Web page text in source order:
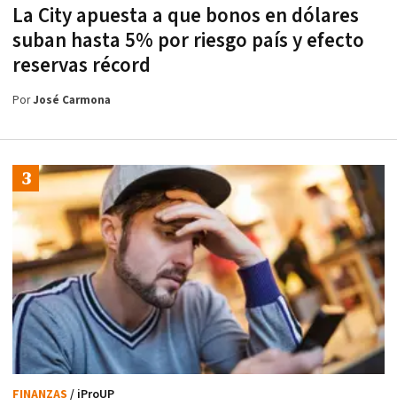
La City apuesta a que bonos en dólares
suban hasta 5% por riesgo país y efecto
reservas récord
PorJosé Carmona
FINANZAS / iProUP